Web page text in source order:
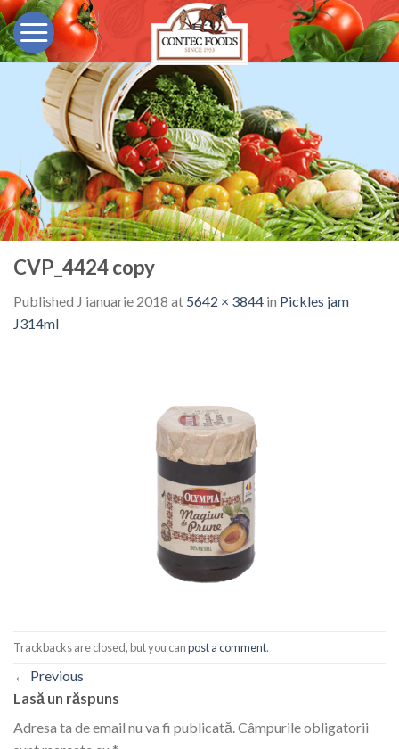
Skip
to
content
CVP_4424 copy
Published J ianuarie 2018 at 5642 × 3844 in Pickles jam
J314ml
Trackbacks are closed, but you canpost a comment.
← Previous
Lasă un răspuns
Adresa ta de email nu va fi publicată.Câmpurile obligatorii